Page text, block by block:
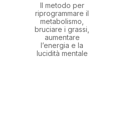
Il metodo per
riprogrammare il
metabolismo,
bruciare i grassi,
aumentare
l’energia e la
lucidità mentale